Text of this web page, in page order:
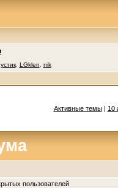
, LGklen nik
Активные темы| 10
пользователей